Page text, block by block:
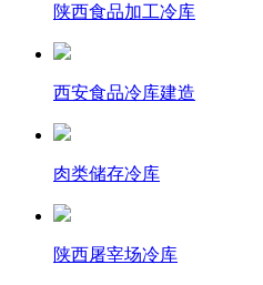
陕西食品加工冷库
西安食品冷库建造
肉类储存冷库
陕西屠宰场冷库